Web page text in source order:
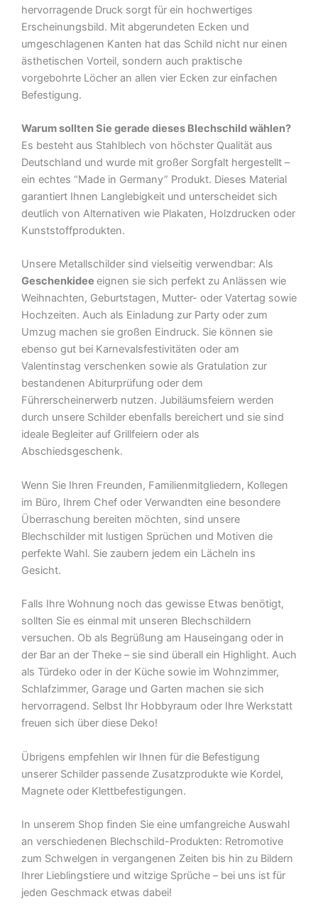
hervorragende Druck sorgt für ein hochwertiges
Erscheinungsbild. Mit abgerundeten Ecken und
umgeschlagenen Kanten hat das Schild nicht nur einen
ästhetischen Vorteil, sondern auch praktische
vorgebohrte Löcher an allen vier Ecken zur einfachen
Befestigung.
Warum sollten Sie gerade dieses Blechschild wählen?
Es besteht aus Stahlblech von höchster Qualität aus
Deutschland und wurde mit großer Sorgfalt hergestellt –
ein echtes “Made in Germany” Produkt. Dieses Material
garantiert Ihnen Langlebigkeit und unterscheidet sich
deutlich von Alternativen wie Plakaten, Holzdrucken oder
Kunststoffprodukten.
Unsere Metallschilder sind vielseitig verwendbar: Als
Geschenkidee eignen sie sich perfekt zu Anlässen wie
Weihnachten, Geburtstagen, Mutter- oder Vatertag sowie
Hochzeiten. Auch als Einladung zur Party oder zum
Umzug machen sie großen Eindruck. Sie können sie
ebenso gut bei Karnevalsfestivitäten oder am
Valentinstag verschenken sowie als Gratulation zur
bestandenen Abiturprüfung oder dem
Führerscheinerwerb nutzen. Jubiläumsfeiern werden
durch unsere Schilder ebenfalls bereichert und sie sind
ideale Begleiter auf Grillfeiern oder als
Abschiedsgeschenk.
Wenn Sie Ihren Freunden, Familienmitgliedern, Kollegen
im Büro, Ihrem Chef oder Verwandten eine besondere
Überraschung bereiten möchten, sind unsere
Blechschilder mit lustigen Sprüchen und Motiven die
perfekte Wahl. Sie zaubern jedem ein Lächeln ins
Gesicht.
Falls Ihre Wohnung noch das gewisse Etwas benötigt,
sollten Sie es einmal mit unseren Blechschildern
versuchen. Ob als Begrüßung am Hauseingang oder in
der Bar an der Theke – sie sind überall ein Highlight. Auch
als Türdeko oder in der Küche sowie im Wohnzimmer,
Schlafzimmer, Garage und Garten machen sie sich
hervorragend. Selbst Ihr Hobbyraum oder Ihre Werkstatt
freuen sich über diese Deko!
Übrigens empfehlen wir Ihnen für die Befestigung
unserer Schilder passende Zusatzprodukte wie Kordel,
Magnete oder Klettbefestigungen.
In unserem Shop finden Sie eine umfangreiche Auswahl
an verschiedenen Blechschild-Produkten: Retromotive
zum Schwelgen in vergangenen Zeiten bis hin zu Bildern
Ihrer Lieblingstiere und witzige Sprüche – bei uns ist für
jeden Geschmack etwas dabei!